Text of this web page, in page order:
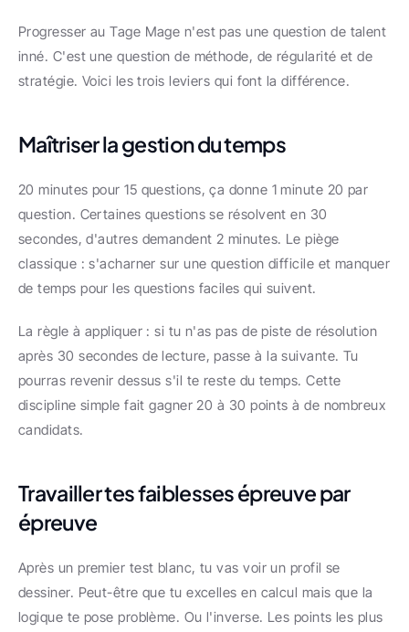
Progresser au Tage Mage n'est pas une question de talent
inné. C'est une question de méthode, de régularité et de
stratégie. Voici les trois leviers qui font la différence.
Maîtriser la gestion du temps
20 minutes pour 15 questions, ça donne 1 minute 20 par
question. Certaines questions se résolvent en 30
secondes, d'autres demandent 2 minutes. Le piège
classique : s'acharner sur une question difficile et manquer
de temps pour les questions faciles qui suivent.
La règle à appliquer : si tu n'as pas de piste de résolution
après 30 secondes de lecture, passe à la suivante. Tu
pourras revenir dessus s'il te reste du temps. Cette
discipline simple fait gagner 20 à 30 points à de nombreux
candidats.
Travailler tes faiblesses épreuve par
épreuve
Après un premier test blanc, tu vas voir un profil se
dessiner. Peut-être que tu excelles en calcul mais que la
logique te pose problème. Ou l'inverse. Les points les plus